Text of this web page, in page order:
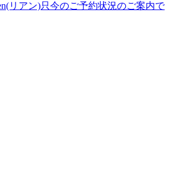
リアン)只今のご予約状況のご案内で